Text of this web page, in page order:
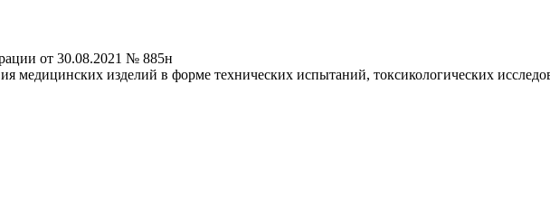
от 30.08.2021 № 885н
медицинских изделий в форме технических испытаний, токсикологических